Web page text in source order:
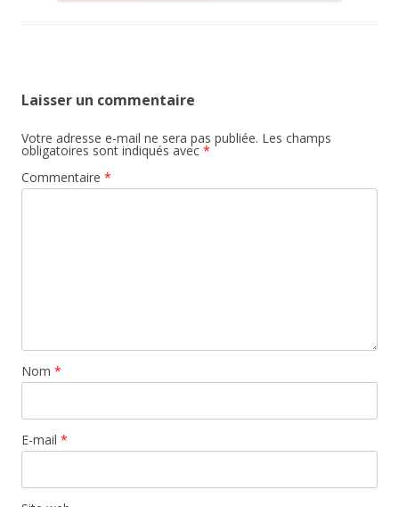
Laisser un commentaire
Votre adresse e-mail ne sera pas publiée. Les champs
obligatoires sont indiqués avec *
Commentaire *
Nom *
E-mail *